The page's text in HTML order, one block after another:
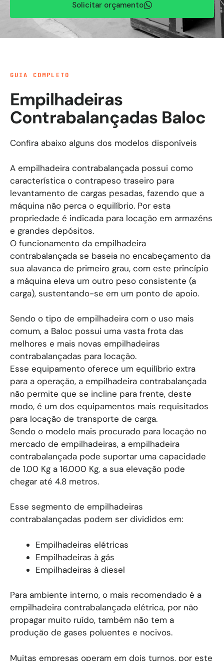
Solicitar orçamento
GUIA COMPLETO
Empilhadeiras
Contrabalançadas Baloc
Confira abaixo alguns dos modelos disponíveis
A empilhadeira contrabalançada possui como
O funcionamento da empilhadeira contrabalançada
Sendo o tipo de empilhadeira com o uso mais
Esse equipamento oferece um equilíbrio extra para
​Sendo o modelo mais procurado para locação no
Esse segmento de empilhadeiras contrabalançadas
Empilhadeiras elétricas
Empilhadeiras à gás
Para ambiente interno, o mais recomendado é a
​Muitas empresas operam em dois turnos, por este
Melhor indicada para ambientes externos, a
A troca de cilindro da empilhadeira
Reforçamos que somente funcionário com licença
ABaloc é uma locadora especializada no aluguel de